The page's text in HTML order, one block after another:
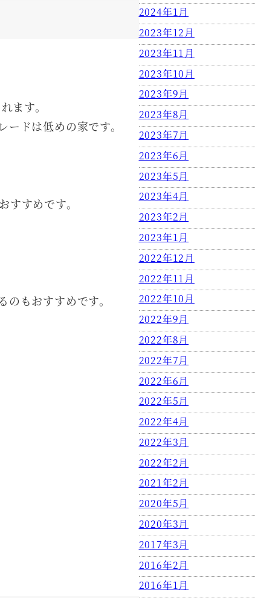
ます。
ドは低めの家です。
すめです。
もおすすめです。
2024年1月
2023年12月
2023年11月
2023年10月
2023年9月
2023年8月
2023年7月
2023年6月
2023年5月
2023年4月
2023年2月
2023年1月
2022年12月
2022年11月
2022年10月
2022年9月
2022年8月
2022年7月
2022年6月
2022年5月
2022年4月
2022年3月
2022年2月
2021年2月
2020年5月
2020年3月
2017年3月
2016年2月
2016年1月